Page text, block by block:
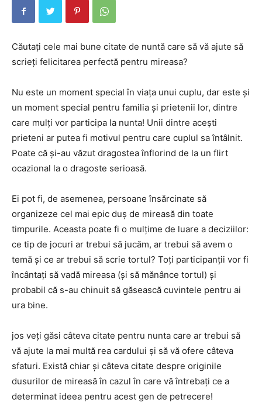
Căutați cele mai bune citate de nuntă care să vă ajute să
scrieți felicitarea perfectă pentru mireasa?
Nu este un moment special în viața unui cuplu, dar este și
un moment special pentru familia și prietenii lor, dintre
care mulți vor participa la nunta! Unii dintre acești
prieteni ar putea fi motivul pentru care cuplul sa întâlnit.
Poate că și-au văzut dragostea înflorind de la un flirt
ocazional la o dragoste serioasă.
Ei pot fi, de asemenea, persoane însărcinate să
organizeze cel mai epic duș de mireasă din toate
timpurile. Aceasta poate fi o mulțime de luare a deciziilor:
ce tip de jocuri ar trebui să jucăm, ar trebui să avem o
temă și ce ar trebui să scrie tortul? Toți participanții vor fi
încântați să vadă mireasa (și să mănânce tortul) și
probabil că s-au chinuit să găsească cuvintele pentru ai
ura bine.
jos veți găsi câteva citate pentru nunta care ar trebui să
vă ajute la mai multă rea cardului și să vă ofere câteva
sfaturi. Există chiar și câteva citate despre originile
dusurilor de mireasă în cazul în care vă întrebați ce a
determinat ideea pentru acest gen de petrecere!